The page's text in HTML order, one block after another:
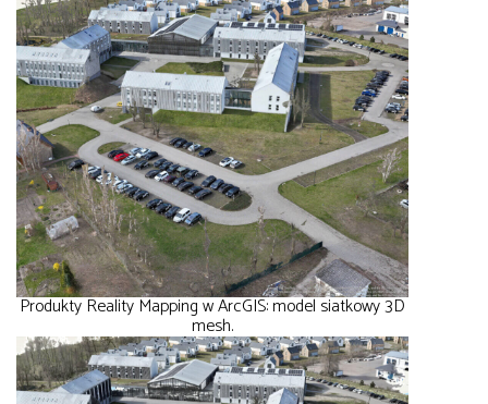
Produkty Reality Mapping w ArcGIS: model siatkowy 3D
mesh.